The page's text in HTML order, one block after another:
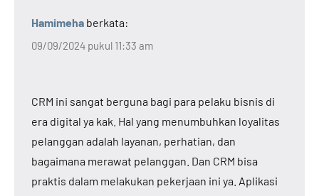
Hamimeha berkata:
09/09/2024 pukul 11:33 am
CRM ini sangat berguna bagi para pelaku bisnis di
era digital ya kak. Hal yang menumbuhkan loyalitas
pelanggan adalah layanan, perhatian, dan
bagaimana merawat pelanggan. Dan CRM bisa
praktis dalam melakukan pekerjaan ini ya. Aplikasi